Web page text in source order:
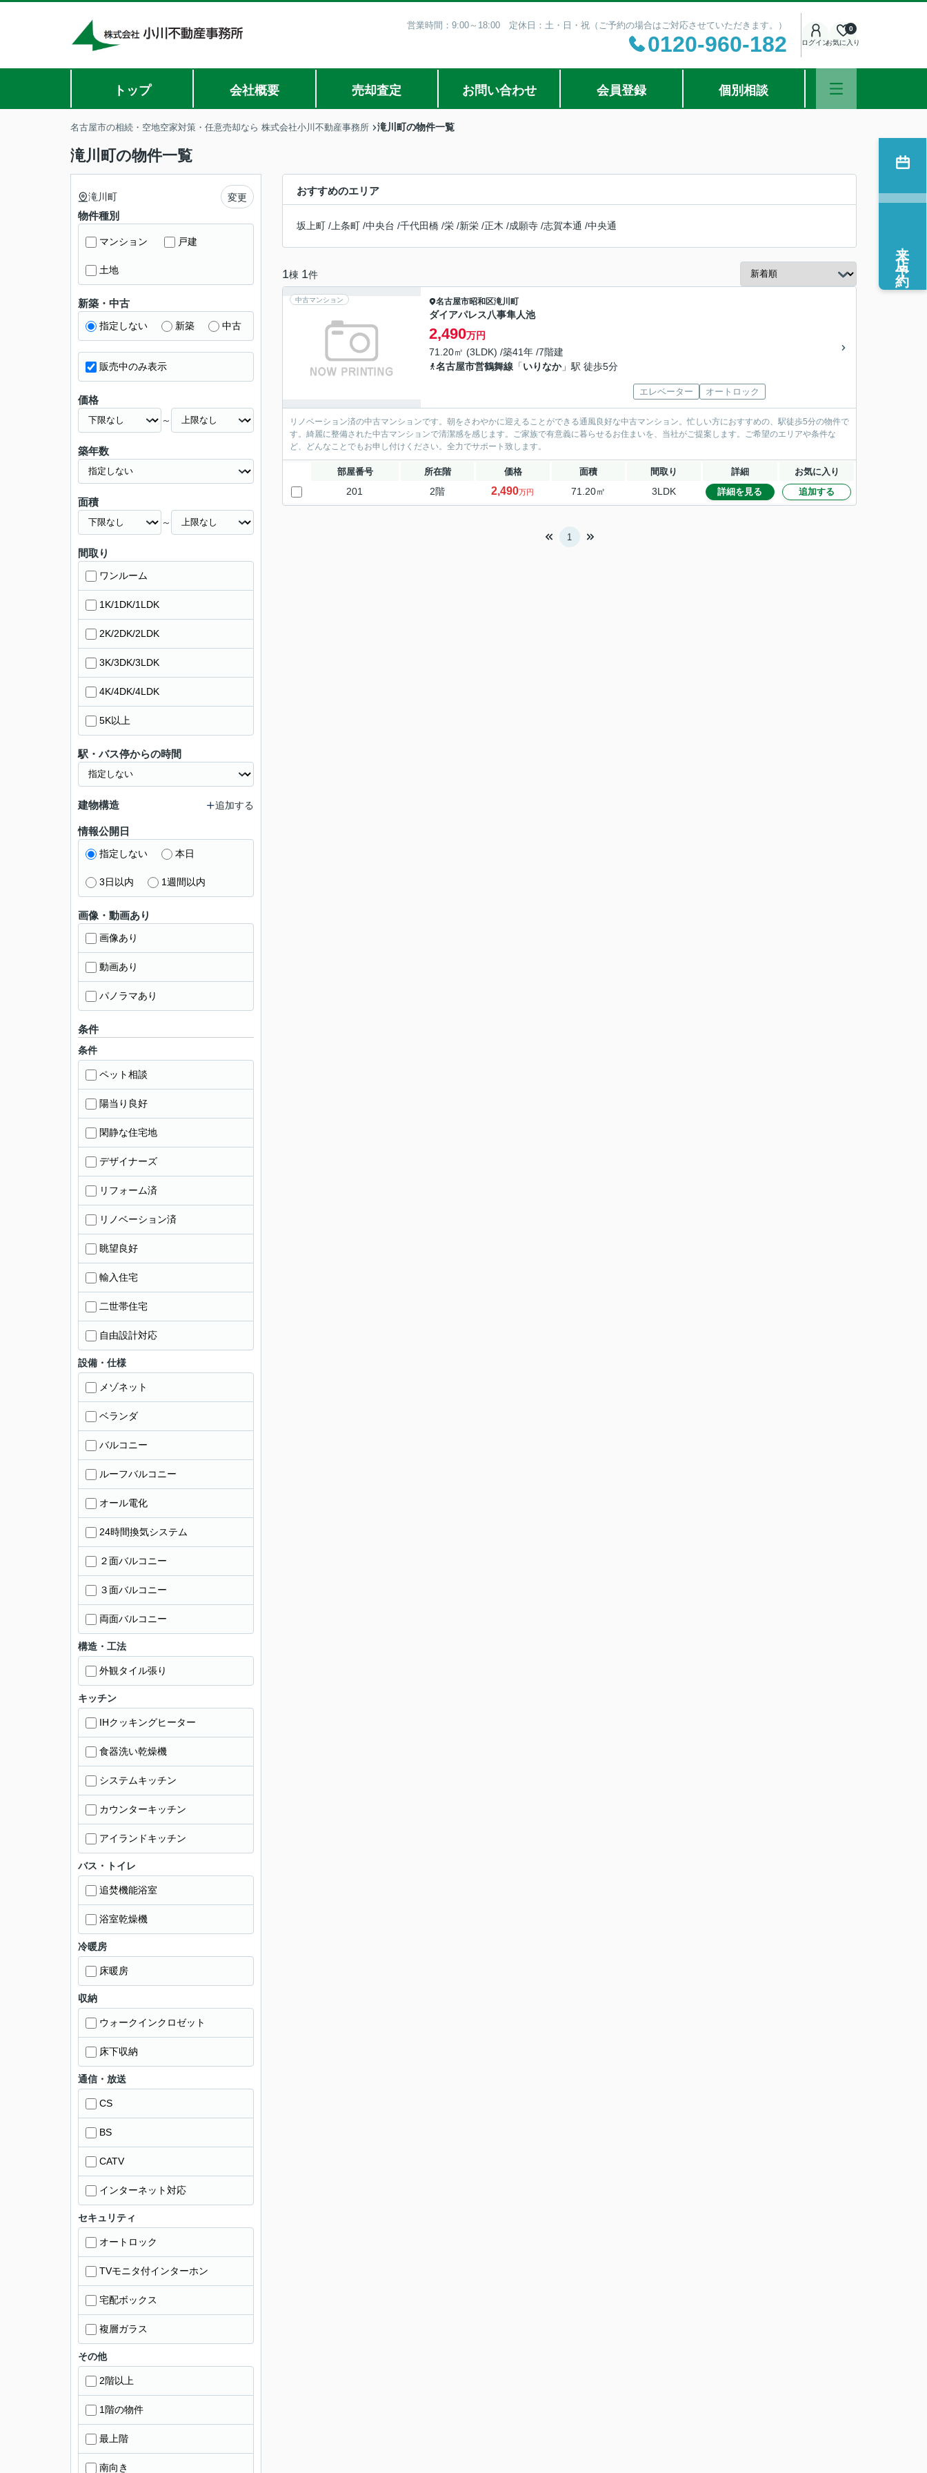
営業時間：9:00～18:00 定休日：土・日・祝（ご予約の場合はご対応させていただきます。）
0120-960-182 ログインお気に入り
0
トップ 会社概要 売却査定 お問い合わせ 会員登録 個別相談
名古屋市の相続・空地空家対策・任意売却なら 株式会社小川不動産事務所 滝川町の物件一覧
滝川町の物件一覧
おすすめのエリア
坂上町 / 上条町 /中央台 /千代田橋 /栄 /新栄 /正木 /成願寺 /志賀本通 /中央通
1棟 1件
中古マンション 名古屋市昭和区滝川町
ダイアパレス八事隼人池
2,490万円
71.20㎡ (3LDK) /築41年 /7階建
名古屋市営鶴舞線 「いりなか」駅 徒歩5分
エレベーター オートロック
リノベーション済の中古マンションです。朝をさわやかに迎えることができる通風良好な中古マンション。忙しい方におすすめの、駅徒歩5分の物件で
す。綺麗に整備された中古マンションで清潔感を感じます。ご家族で有意義に暮らせるお住まいを、当社がご提案します。ご希望のエリアや条件な
ど、どんなことでもお申し付けください。全力でサポート致します。
部屋番号 所在階 価格 面積 間取り 詳細 お気に入り
201 2階 2,490万円 71.20㎡ 3LDK 詳細を見る 追加する
1
滝川町 変更
物件種別
マンション 戸建
土地
新築・中古
指定しない 新築 中古
販売中のみ表示
価格
～
築年数
面積
～
間取り
ワンルーム
1K/1DK/1LDK
2K/2DK/2LDK
3K/3DK/3LDK
4K/4DK/4LDK
5K以上
駅・バス停からの時間
建物構造 追加する
情報公開日
指定しない 本日
3日以内 1週間以内
画像・動画あり
画像あり
動画あり
パノラマあり
条件
条件
ペット相談
陽当り良好
閑静な住宅地
デザイナーズ
リフォーム済
リノベーション済
眺望良好
輸入住宅
二世帯住宅
自由設計対応
設備・仕様
メゾネット
ベランダ
バルコニー
ルーフバルコニー
オール電化
24時間換気システム
２面バルコニー
３面バルコニー
両面バルコニー
構造・工法
外観タイル張り
キッチン
IHクッキングヒーター
食器洗い乾燥機
システムキッチン
カウンターキッチン
アイランドキッチン
バス・トイレ
追焚機能浴室
浴室乾燥機
冷暖房
床暖房
収納
ウォークインクロゼット
床下収納
通信・放送
CS
BS
CATV
インターネット対応
セキュリティ
オートロック
TVモニタ付インターホン
宅配ボックス
複層ガラス
その他
2階以上
1階の物件
最上階
南向き
来店予約